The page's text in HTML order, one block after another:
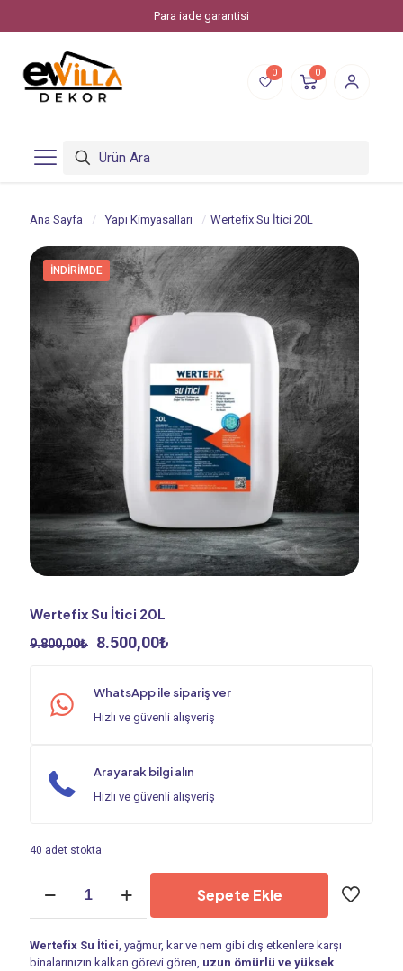
Para iade garantisi
0 0
Ana Sayfa / Yapı Kimyasalları / Wertefix Su İtici 20L
İNDIRIMDE
Wertefix Su İtici 20L
9.800,00₺ Orijinal
8.500,00₺
8.500,00₺.
WhatsApp ile sipariş ver
Hızlı ve güvenli alışveriş
Arayarak bilgi alın
Hızlı ve güvenli alışveriş
40 adet stokta
adet
Sepete Ekle
Wertefix Su İtici , yağmur, kar ve nem gibi dış etkenlere karşı
binalarınızın kalkan görevi gören, uzun ömürlü ve yüksek